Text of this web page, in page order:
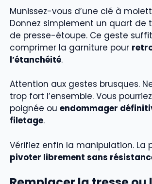
Munissez-vous d’une clé à
Donnez simplement un quart de
de presse-étoupe. Ce geste
comprimer la garniture pour
l’étanchéité.
Attention aux gestes brusques.
trop fort l’ensemble. Vous
poignée ou endommager
filetage.
Vérifiez enfin la manipulation. La
pivoter librement sans